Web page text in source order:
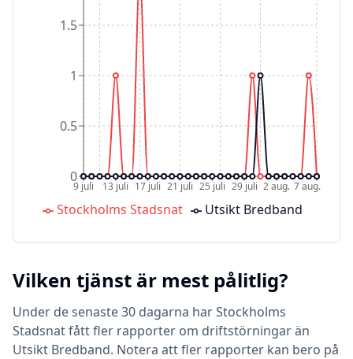
9 juli 13 juli 17 juli 21 juli 25 juli 29 juli 2 aug. 7 aug.
0
0.5
1
1.5
Stockholms Stadsnat Utsikt Bredband
Vilken tjänst är mest pålitlig?
Under de senaste 30 dagarna har Stockholms
Stadsnat fått fler rapporter om driftstörningar än
Utsikt Bredband. Notera att fler rapporter kan bero på